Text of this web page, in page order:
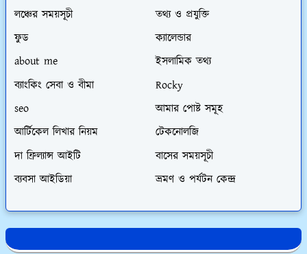
লঞ্চের সময়সূচী
তথ্য ও প্রযুক্তি
ফুড
ক্যালেন্ডার
about me
ইসলামিক তথ্য
ব্যাংকিং সেবা ও বীমা
Rocky
seo
আমার পোষ্ট সমূহ
আর্টিকেল লিখার নিয়ম
টেকনোলজি
দা ফ্রিল্যান্স আইটি
বাসের সময়সূচী
ব্যবসা আইডিয়া
ভ্রমণ ও পর্যটন কেন্দ্র